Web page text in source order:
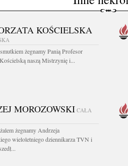
KOŚCIELSKA
żegnamy Panią Profesor
naszą Mistrzynię i...
MOROZOWSKI CAŁA
żegnamy Andrzeja
wieloletniego dziennikarza TVN i